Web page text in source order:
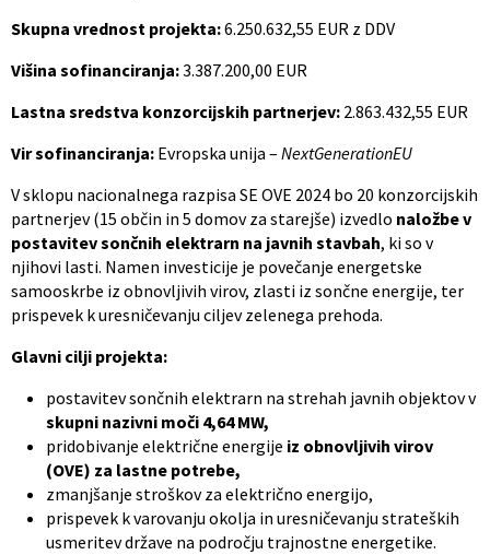
Skupna vrednost projekta:6.250.632,55 EUR z DDV
Višina sofinanciranja:3.387.200,00 EUR
Lastna sredstva konzorcijskih partnerjev: 2.863.432,55 EUR
Vir sofinanciranja: Evropska unija – NextGenerationEU
V sklopu nacionalnega razpisa SE OVE 2024 bo 20 konzorcijskih
partnerjev (15 občin in 5 domov za starejše) izvedlo naložbe v
postavitev sončnih elektrarn na javnih stavbah, ki so v
njihovi lasti. Namen investicije je povečanje energetske
samooskrbe iz obnovljivih virov, zlasti iz sončne energije, ter
prispevek k uresničevanju ciljev zelenega prehoda.
Glavni cilji projekta:
postavitev sončnih elektrarn na strehah javnih objektov v
skupni nazivni moči 4,64 MW,
pridobivanje električne energije iz obnovljivih virov
(OVE) za lastne potrebe,
zmanjšanje stroškov za električno energijo,
prispevek k varovanju okolja in uresničevanju strateških
usmeritev države na področju trajnostne energetike.